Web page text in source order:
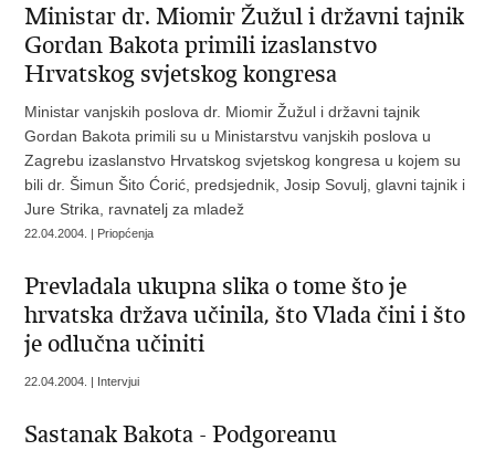
Ministar dr. Miomir Žužul i državni tajnik
Gordan Bakota primili izaslanstvo
Hrvatskog svjetskog kongresa
Ministar vanjskih poslova dr. Miomir Žužul i državni tajnik
Gordan Bakota primili su u Ministarstvu vanjskih poslova u
Zagrebu izaslanstvo Hrvatskog svjetskog kongresa u kojem su
bili dr. Šimun Šito Ćorić, predsjednik, Josip Sovulj, glavni tajnik i
Jure Strika, ravnatelj za mladež
22.04.2004. | Priopćenja
Prevladala ukupna slika o tome što je
hrvatska država učinila, što Vlada čini i što
je odlučna učiniti
22.04.2004. | Intervjui
Sastanak Bakota - Podgoreanu